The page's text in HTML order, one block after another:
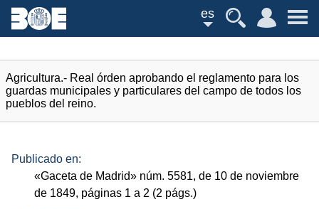
es
Agricultura.- Real órden aprobando el reglamento para los
guardas municipales y particulares del campo de todos los
pueblos del reino.
Publicado en:
«Gaceta de Madrid» núm. 5581, de 10 de noviembre
de 1849, páginas 1 a 2 (2 págs.)